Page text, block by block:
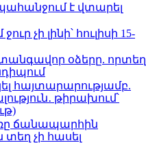
է վտարել
չի լինի՝ հուլիսի 15-
օձերը. որտեղ
հայտարարությամբ.
թիրախում՝
ճանապարհին
տեղ չի հասել